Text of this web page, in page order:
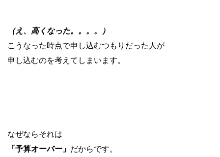
（え、高くなった。。。。）
こうなった時点で申し込むつもりだった人が
申し込むのを考えてしまいます。
なぜならそれは
「予算オーバー」 だからです。